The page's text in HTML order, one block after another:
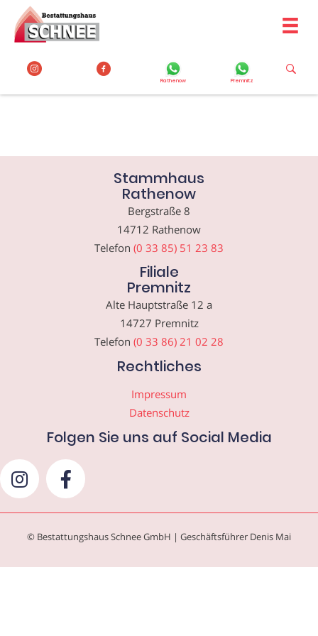
Inhalt
springen
Rathenow Premnitz
Stammhaus
Rathenow
Bergstraße 8
14712 Rathenow
Telefon (0 33 85) 51 23 83
Filiale
Premnitz
Alte Hauptstraße 12 a
14727 Premnitz
Telefon (0 33 86) 21 02 28
Rechtliches
Impressum
Datenschutz
Folgen Sie uns auf Social Media
© Bestattungshaus Schnee GmbH | Geschäftsführer Denis Mai